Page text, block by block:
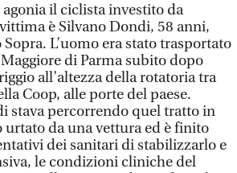
il ciclista investito da
è Silvano Dondi, 58 anni,
L’uomo era stato trasportato
di Parma subito dopo
all’altezza della rotatoria tra
Coop, alle porte del paese.
stava percorrendo quel tratto in
urtato da una vettura ed è finito
dei sanitari di stabilizzarlo e
le condizioni cliniche del